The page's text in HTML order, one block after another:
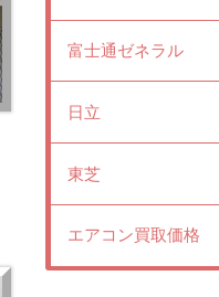
富士通ゼネラル
日立
東芝
エアコン買取価格